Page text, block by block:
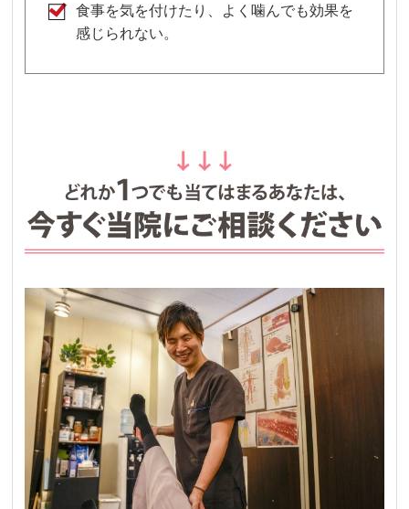
食事を気を付けたり、よく噛んでも効果を
感じられない。